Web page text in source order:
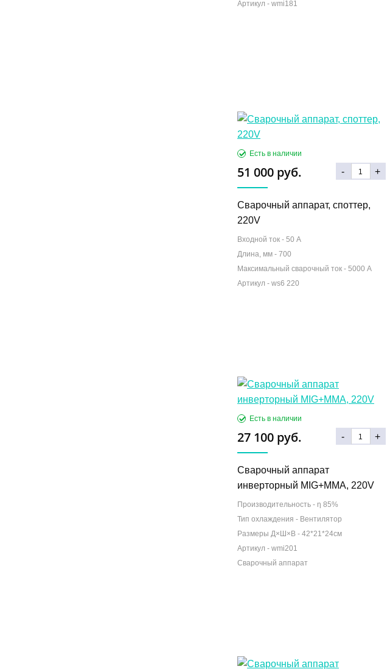
51 000 руб. - +
Сварочный аппарат, споттер,
220V
Входной ток - 50 А
Длина, мм - 700
Максимальный сварочный ток - 5000 А
27 100 руб. - +
Сварочный аппарат
инверторный MIG+MMA, 220V
Производительность - η 85%
Тип охлаждения - Вентилятор
Размеры Д×Ш×В - 42*21*24см
Сварочный аппарат